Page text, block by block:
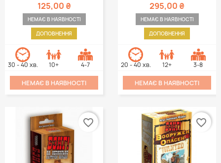
125,00 ₴
НЕМАЄ В НАЯВНОСТІ
ДОПОВНЕННЯ
30 - 40 хв. 10+ 4-7
НЕМАЄ В НАЯВНОСТІ
295,00 ₴
НЕМАЄ В НАЯВНОСТІ
ДОПОВНЕННЯ
20 - 40 хв. 12+ 3-8
НЕМАЄ В НАЯВНОСТІ
favorite_border favorite_border